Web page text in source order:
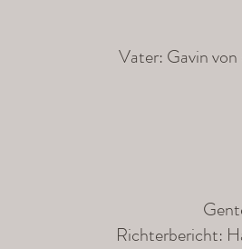
Vater: Gavin
Richterbericht: